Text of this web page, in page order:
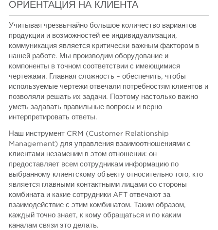
ОРИЕНТАЦИЯ НА КЛИЕНТА
Учитывая чрезвычайно большое количество вариантов
продукции и возможностей ее индивидуализации,
коммуникация является критически важным фактором в
нашей работе. Мы производим оборудование и
компоненты в точном соответствии с имеющимися
чертежами. Главная сложность – обеспечить, чтобы
используемые чертежи отвечали потребностям клиентов и
позволяли решать их задачи. Поэтому настолько важно
уметь задавать правильные вопросы и верно
интерпретировать ответы.
Наш инструмент CRM (Customer Relationship
Management) для управления взаимоотношениями с
клиентами незаменим в этом отношении: он
предоставляет всем сотрудникам информацию по
выбранному клиентскому объекту относительно того, кто
является главными контактными лицами со стороны
комбината и какие сотрудники AFT отвечают за
взаимодействие с этим комбинатом. Таким образом,
каждый точно знает, к кому обращаться и по каким
каналам связи это делать.